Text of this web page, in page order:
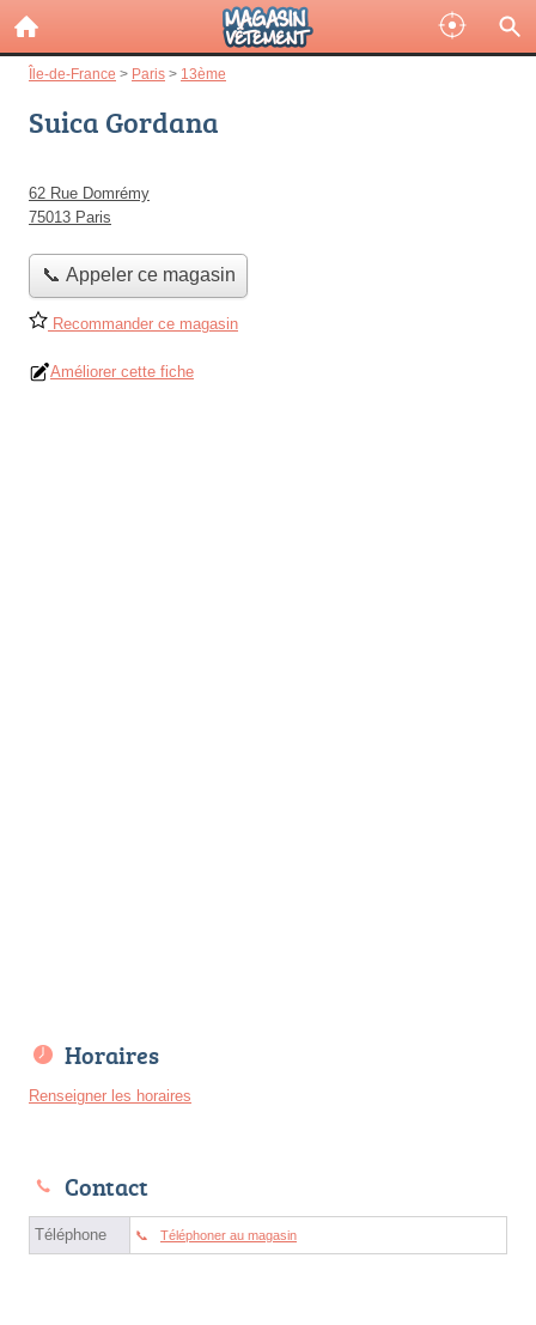
Île-de-France > Paris > 13ème
Suica Gordana
62 Rue Domrémy
75013 Paris
📞 Appeler ce magasin
Recommander ce magasin
Améliorer cette fiche
Horaires
Renseigner les horaires
Contact
Téléphone Téléphoner au magasin